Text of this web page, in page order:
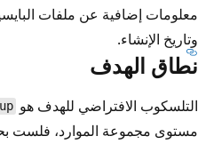
معلومات إضافية عن ملفات
وتاريخ الإنشاء.
نطاق الهدف
التلسكوب الافتراضي للهدف هو
مستوى مجموعة الموارد، فلست